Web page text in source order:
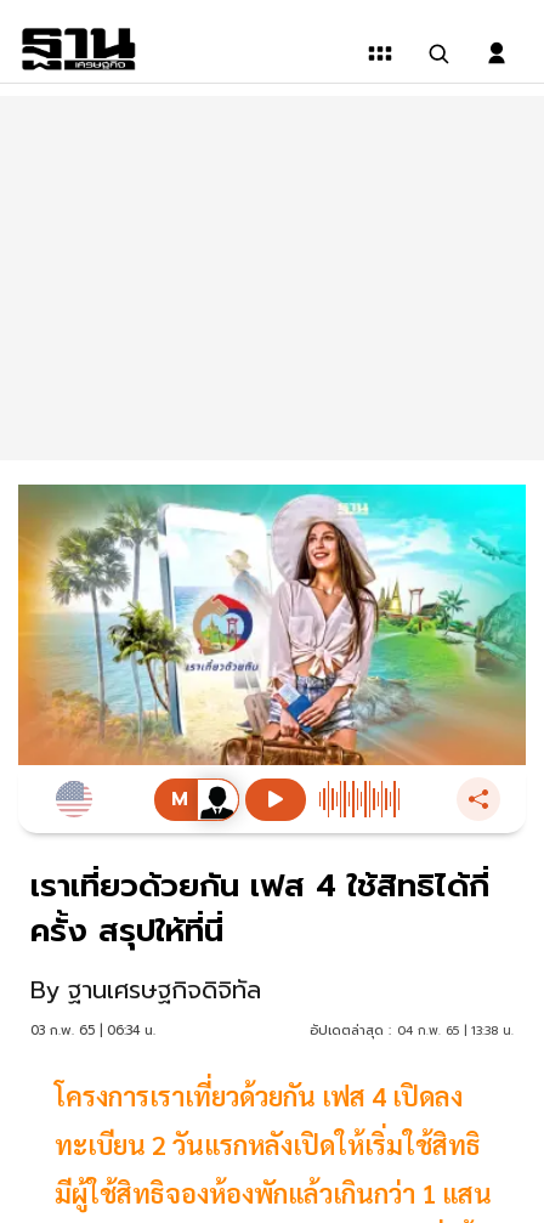
เราเที่ยวด้วยกัน เฟส 4 ใช้สิทธิได้กี่
ครั้ง สรุปให้ที่นี่
By ฐานเศรษฐกิจดิจิทัล
03 ก.พ. 65 | 06:34 น. อัปเดตล่าสุด : 04 ก.พ. 65 | 13:38 น.
โครงการเราเที่ยวด้วยกัน เฟส 4 เปิดลง
ทะเบียน 2 วันแรกหลังเปิดให้เริ่มใช้สิทธิ
มีผู้ใช้สิทธิจองห้องพักแล้วเกินกว่า 1 แสน